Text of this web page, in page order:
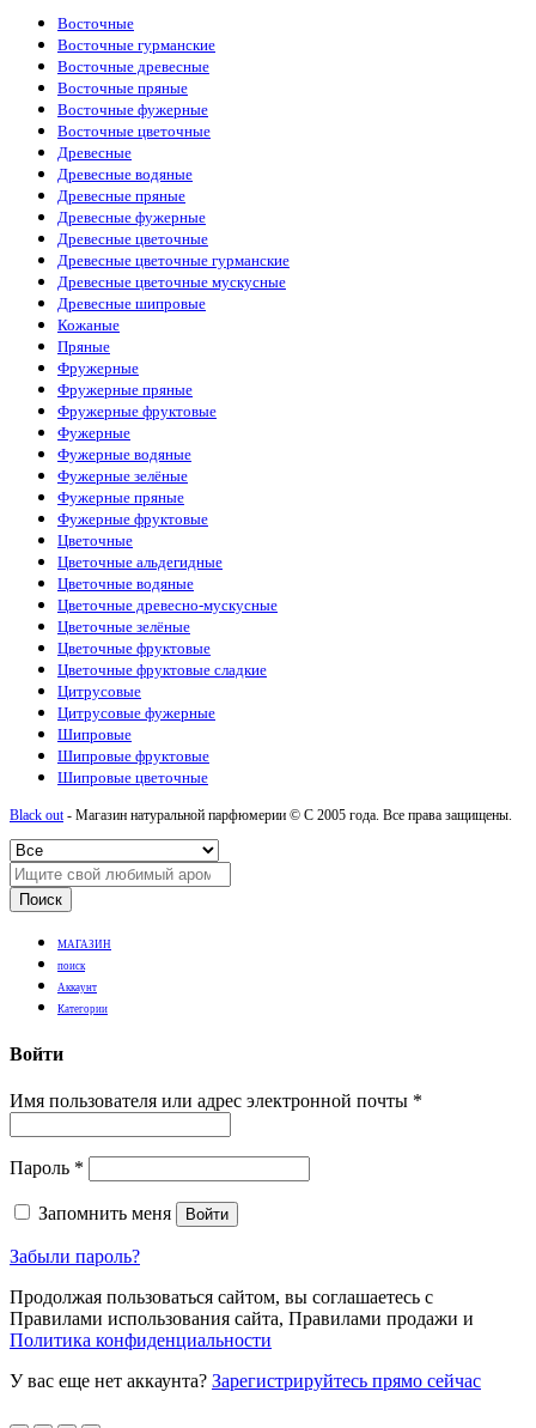
Восточные
Восточные гурманские
Восточные древесные
Восточные пряные
Восточные фужерные
Восточные цветочные
Древесные
Древесные водяные
Древесные пряные
Древесные фужерные
Древесные цветочные
Древесные цветочные гурманские
Древесные цветочные мускусные
Древесные шипровые
Кожаные
Пряные
Фружерные
Фружерные пряные
Фружерные фруктовые
Фужерные
Фужерные водяные
Фужерные зелёные
Фужерные пряные
Фужерные фруктовые
Цветочные
Цветочные альдегидные
Цветочные водяные
Цветочные древесно-мускусные
Цветочные зелёные
Цветочные фруктовые
Цветочные фруктовые сладкие
Цитрусовые
Цитрусовые фужерные
Шипровые
Шипровые фруктовые
Шипровые цветочные
Black out- Магазин натуральной парфюмерии © С 2005 года. Все права защищены.
Поиск
МАГАЗИН
поиск
Аккаунт
Категории
Войти
Имя пользователя или адрес электронной почты *
Пароль *
Запомнить меня Войти
Забыли пароль?
Продолжая пользоваться сайтом, вы соглашаетесь с
Правилами использования сайта, Правилами продажи и
Политика конфиденциальности
У вас еще нет аккаунта? Зарегистрируйтесь прямо сейчас